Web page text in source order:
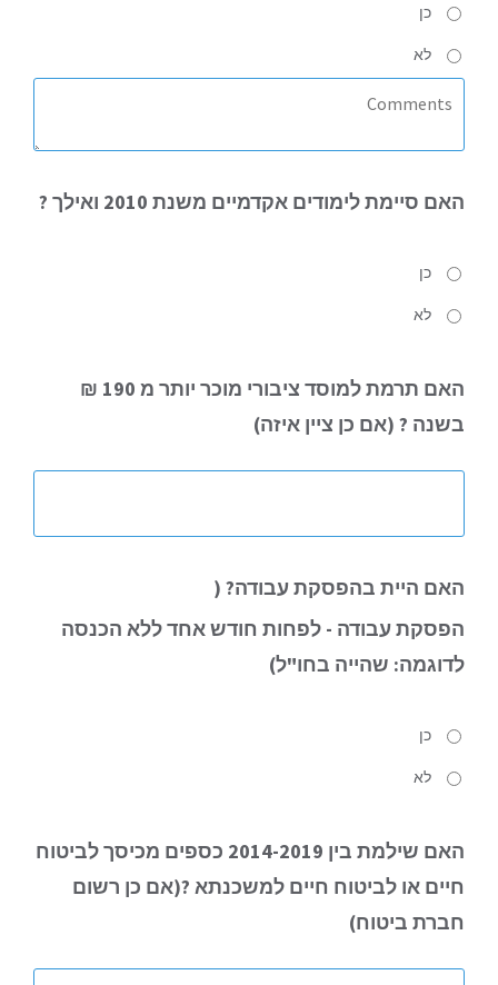
כן
לא
האם סיימת לימודים אקדמיים משנת 2010 ואילך ?
כן
לא
האם
תרמת למוסד ציבורי מוכר יותר מ 190 ₪
בשנה ? (אם כן ציין איזה)
האם היית בהפסקת עבודה? (
הפסקת עבודה - לפחות חודש אחד ללא הכנסה
לדוגמה: שהייה בחו"ל)
כן
לא
האם
שילמת בין 2014-2019 כספים מכיסך לביטוח
חיים או לביטוח חיים למשכנתא ?(אם כן רשום
חברת ביטוח)